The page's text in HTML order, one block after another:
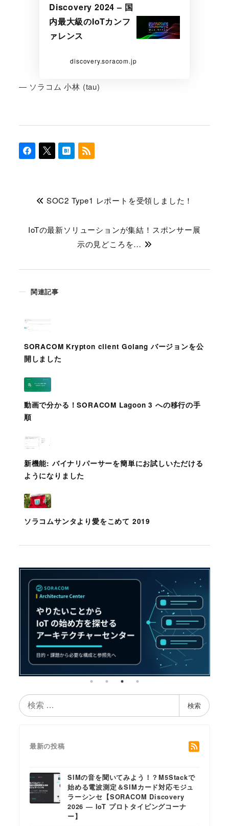
Discovery 2024 – 国
内最大級のIoTカンフ
ァレンス
discovery.soracom.jp
― ソラコム 小林 (tau)
関連記事
SORACOM Krypton client Golang バージョンを公
開しました
動画で分かる！SORACOM Lagoon 3 への移行の手
順
新機能: バイナリパーサーを簡単にお試しいただける
ようになりました
ソラコムサンタより愛をこめて 2019
SOC2 Type1 レポートを受領しました！
IoTの最新ソリューションが集結！スポンサー展
示の見どころを…
検
索
検索
最新の投稿
SIMの音を聞いてみよう！？M5Stackで
始める電波測定＆SIMカード対応モジュ
ラーシンセ【SORACOM Discovery
2026 ― IoT プロトタイピングコーナ
ー】